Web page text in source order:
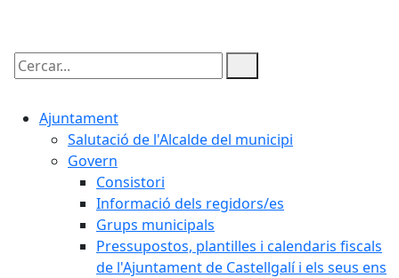
Cercar:
Ajuntament
Salutació de l'Alcalde del municipi
Govern
Consistori
Informació dels regidors/es
Grups municipals
Pressupostos, plantilles i calendaris fiscals
de l'Ajuntament de Castellgalí i els seus ens